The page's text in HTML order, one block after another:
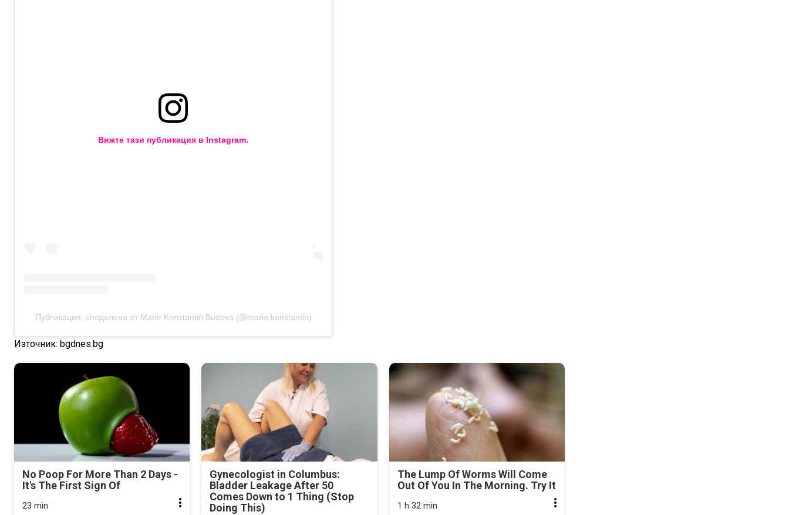
Вижте тази публикация в Instagram.
Публикация, споделена от Marie Konstantin Budeva (@marie.konstantin)
Източник: bgdnes.bg
No Poop For More Than 2 Days -
It's The First Sign Of
23 min
Gynecologist in Columbus:
Bladder Leakage After 50
Comes Down to 1 Thing (Stop
Doing This)
The Lump Of Worms Will Come
Out Of You In The Morning. Try It
1 h 32 min